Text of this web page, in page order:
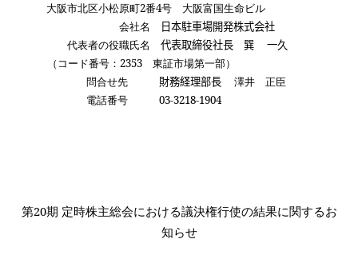
大阪市北区小松原町2番4号 大阪富国生命ビル
会社名
日本駐車場開発株式会社
代表者の役職氏名
代表取締役社長 巽 一久
（コード番号： 2353東証市場第一部）
問合せ先
財務経理部長 澤井 正臣
電話番号
03-3218-1904
第20期 定時株主総会における議決権行使の結果に関するお
知らせ